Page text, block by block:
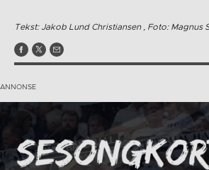
Tekst: Jakob Lund Christiansen , Foto: Magnus